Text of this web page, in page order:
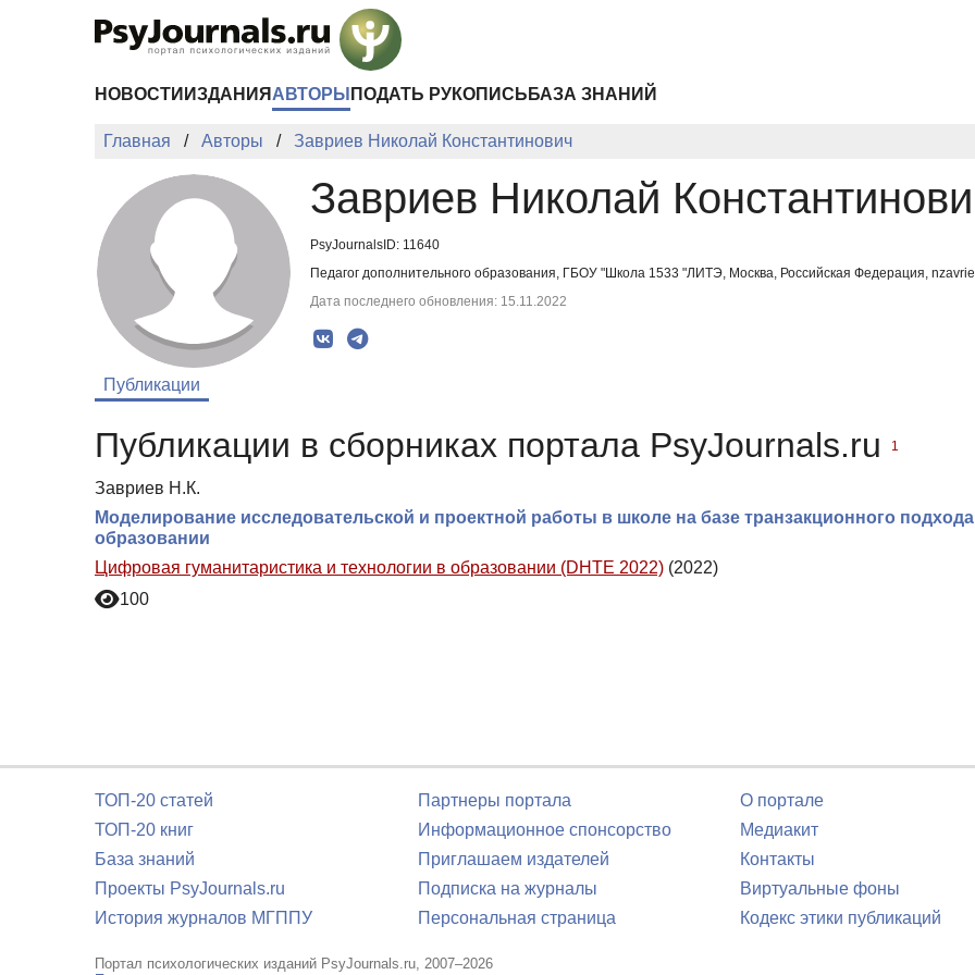
НОВОСТИ ИЗДАНИЯ АВТОРЫ ПОДАТЬ РУКОПИСЬ БАЗА ЗНАНИЙ
Главная Авторы Завриев Николай Константинович
Завриев Николай
PsyJournalsID: 11640
Педагог дополнительного образования, ГБОУ "Школа 1533 "ЛИТЭ, Москва, Российская Федерация,
Дата последнего обновления: 15.11.2022
Публикации
Публикации в сборниках портала PsyJournals.ru 1
Завриев Н.К.
Моделирование исследовательской и проектной работы в школе на базе транзакционного
образовании
Цифровая гуманитаристика и технологии в образовании (DHTE 2022) (2022)
100
ТОП-20 статей
ТОП-20 книг
База знаний
Проекты PsyJournals.ru
История журналов МГППУ
Партнеры портала
Информационное спонсорство
Приглашаем издателей
Подписка на журналы
Персональная страница
О портале
Медиакит
Контакты
Виртуальные фоны
Кодекс этики публикаций
Портал психологических изданий PsyJournals.ru, 2007–2026